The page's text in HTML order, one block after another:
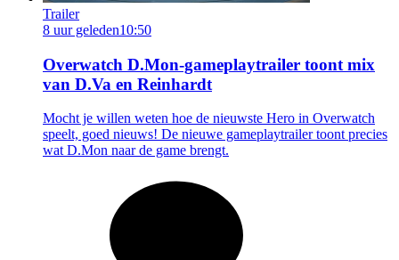
Trailer
8 uur geleden10:50
Overwatch D.Mon-gameplaytrailer toont mix
van D.Va en Reinhardt
Mocht je willen weten hoe de nieuwste Hero in Overwatch
speelt, goed nieuws! De nieuwe gameplaytrailer toont precies
wat D.Mon naar de game brengt.